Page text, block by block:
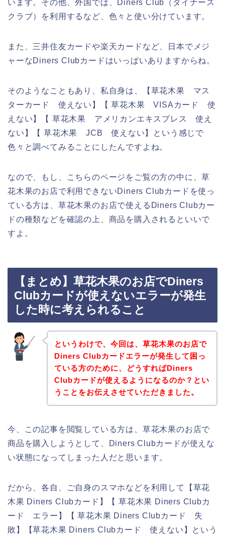
います。その他、外国では、Diners Club（ダイナース
クラブ）を利用するなど、色々と使い分けています。
また、三井住友カードや楽天カードなど、日本でメジ
ャーなDiners Clubカードはいっぱいありますからね。
そのようなこともあり、私自身は、【草花木果 マス
ターカード 使えない】【 草花木果 VISAカード 使
えない】【 草花木果 アメリカンエキスプレス 使え
ない】【 草花木果 JCB 使えない】という感じで
色々と調べてみることにしたんですよね。
なので、もし、こちらのページをご覧の方の中に、草
花木果のお店で利用できないDiners Clubカードを使っ
ている方は、草花木果のお店で使えるDiners Clubカー
ドの種類などを確認の上、商品を購入されるといいで
すよ。
【まとめ】草花木果のお店でDiners
Clubカードが使えないエラーが発生
した時に考えられること
というわけで、今回は、草花木果のお店で
Diners Clubカードエラーが発生して困っ
ている方のために、どうすればDiners
Clubカードが使えるようになるのか？とい
うことをお伝えさせていただきました。
今、この記事を閲覧している方は、草花木果のお店で
商品を購入しようとして、Diners Clubカードが使えな
い状態になってしまった人だと思います。
だから、各自、ご自身のスマホなどを利用して【草花
木果 Diners Clubカード】【 草花木果 Diners Clubカ
ード エラー】【 草花木果 Diners Clubカード 失
敗】【草花木果 Diners Clubカード 使えない】という